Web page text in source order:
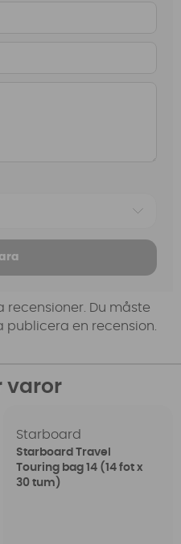
recensioner. Du måste
en recension.
varor
Starboard
Starboard Travel
Touring bag 14 (14 fot x
30 tum)